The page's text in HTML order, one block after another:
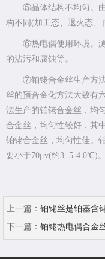
⑤晶体结构不均匀。由
构不同(加工态、退火态、
⑥热电偶使用环境。测
的沾污和腐蚀等。
⑦铂铑合金丝生产方法
丝的预合金化方法大致有
法生产的铂铑合金丝，均
合金丝，均匀性较好，其
铂铑合金丝，均匀性佳。
要小于70μv(约3 .5-4.0℃)。
上一篇： 铂铑丝是铂基含
下一篇： 铂铑热电偶合金